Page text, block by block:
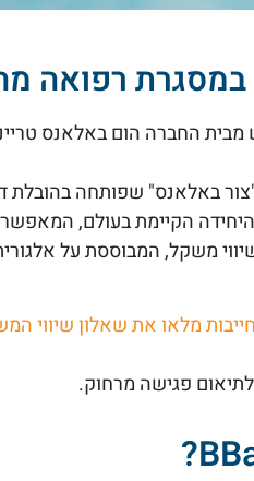
רפואה
החברה הום באלאנס
באלאנס" שפותחה בהובלת
הקיימת בעולם,
משקל, המבוססת על
מלאואתשאלוןשיווי
פגישה מרחוק.